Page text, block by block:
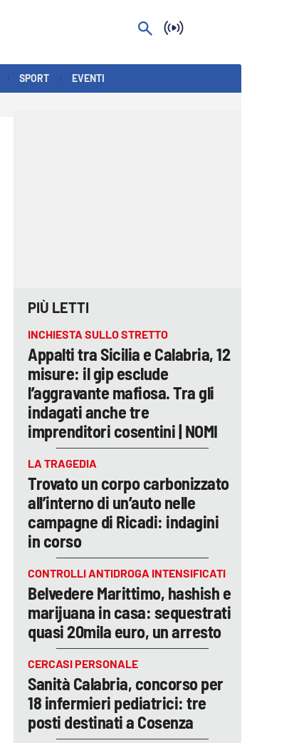
SPORT EVENTI
PIÙ LETTI
INCHIESTA SULLO STRETTO
Appalti tra Sicilia e Calabria, 12
misure: il gip esclude
l’aggravante mafiosa. Tra gli
indagati anche tre
imprenditori cosentini | NOMI
LA TRAGEDIA
Trovato un corpo carbonizzato
all’interno di un’auto nelle
campagne di Ricadi: indagini
in corso
CONTROLLI ANTIDROGA INTENSIFICATI
Belvedere Marittimo, hashish e
marijuana in casa: sequestrati
quasi 20mila euro, un arresto
CERCASI PERSONALE
Sanità Calabria, concorso per
18 infermieri pediatrici: tre
posti destinati a Cosenza